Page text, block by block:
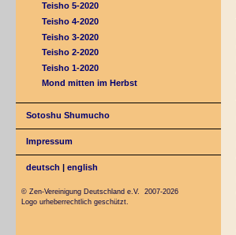
Teisho 5-2020
Teisho 4-2020
Teisho 3-2020
Teisho 2-2020
Teisho 1-2020
Mond mitten im Herbst
Sotoshu Shumucho
Impressum
deutsch |english
© Zen-Vereinigung Deutschland e.V. 2007-2026
Logo urheberrechtlich geschützt.